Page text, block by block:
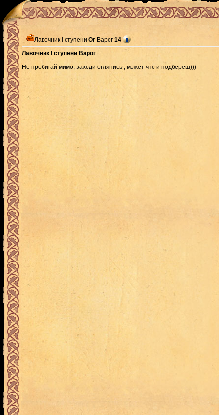
Лавочник I ступени Or Варог 14
Лавочник I ступени Варог
Не пробигай мимо, заходи оглянись , может что и подбереш)))